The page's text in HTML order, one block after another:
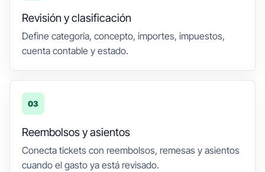
Revisión y clasificación
Define categoría, concepto, importes, impuestos,
cuenta contable y estado.
03
Reembolsos y asientos
Conecta tickets con reembolsos, remesas y asientos
cuando el gasto ya está revisado.